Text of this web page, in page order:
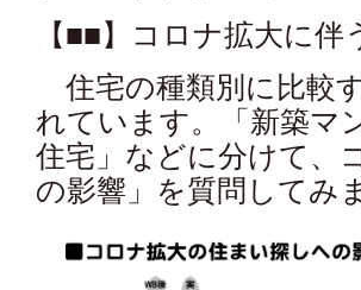
【■■】コロナ拡大に
住宅の種類別に比較
れています。「新築マ
住宅」などに分けて、
の影響」を質問してみ